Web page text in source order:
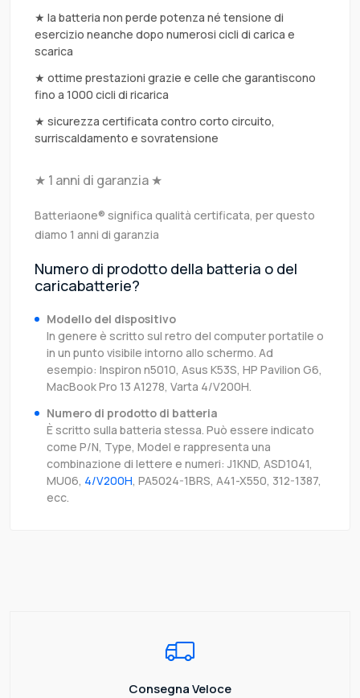
★ la batteria non perde potenza né tensione di
esercizio neanche dopo numerosi cicli di carica e
scarica
★ ottime prestazioni grazie e celle che garantiscono
fino a 1000 cicli di ricarica
★ sicurezza certificata contro corto circuito,
surriscaldamento e sovratensione
★ 1 anni di garanzia ★
Batteriaone® significa qualità certificata, per questo
diamo 1 anni di garanzia
Numero di prodotto della batteria o del
caricabatterie?
Modello del dispositivo
In genere è scritto sul retro del computer portatile o
in un punto visibile intorno allo schermo. Ad
esempio: Inspiron n5010, Asus K53S, HP Pavilion G6,
MacBook Pro 13 A1278, Varta 4/V200H.
Numero di prodotto di batteria
È scritto sulla batteria stessa. Può essere indicato
come P/N, Type, Model e rappresenta una
combinazione di lettere e numeri: J1KND, ASD1041,
MU06, 4/V200H, PA5024-1BRS, A41-X550, 312-1387,
ecc.
Consegna Veloce